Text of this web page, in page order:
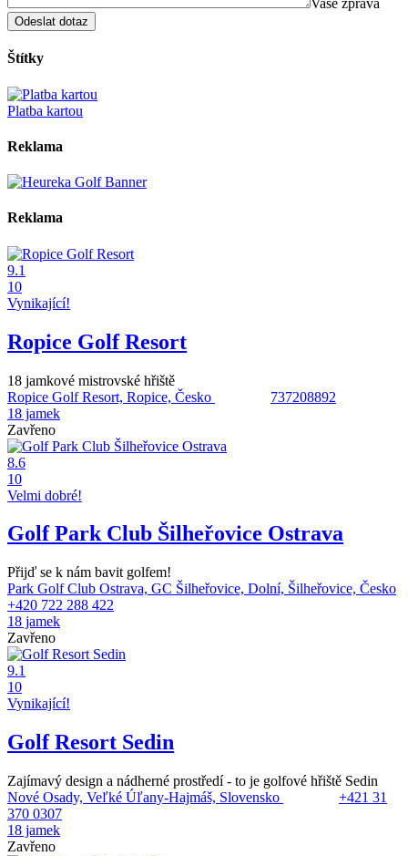
Vaše zpráva
Štítky
Platba kartou
Reklama
Reklama
9.1
10
Vynikající!
Ropice Golf Resort
18 jamkové mistrovské hřiště
Ropice Golf Resort, Ropice, Česko
737208892
18 jamek
Zavřeno
8.6
10
Velmi dobré!
Golf Park Club Šilheřovice Ostrava
Přijď se k nám bavit golfem!
Park Golf Club Ostrava, GC Šilheřovice, Dolní, Šilheřovice, Česko
+420 722 288 422
18 jamek
Zavřeno
9.1
10
Vynikající!
Golf Resort Sedin
Zajímavý design a nádherné prostředí - to je golfové hřiště Sedin
Nové Osady, Veľké Úľany-Hajmáš, Slovensko
+421 31
370 0307
18 jamek
Zavřeno